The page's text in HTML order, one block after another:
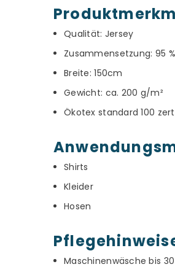
Qualität: Jersey
Zusammensetzung: 95
Breite: 150cm
Gewicht: ca. 200 g/m²
Ökotex standard 100
Shirts
Kleider
Hosen
Maschinenwäsche bis